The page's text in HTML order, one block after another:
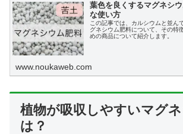
葉色を良くするマグネシ
な使い方
この記事では、カルシウムと並ん
グネシウム肥料について、その特
めの商品について紹介します。
www.noukaweb.com
植物が吸収しやすいマグ
は？